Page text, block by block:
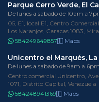
Parque Cerro Verde, El
De lunes a sabado de 10am a
05, E1, local E1, Centro
Los Naranjos, Caracas 1083,
584249649857
Maps
Unicentro el Marqués,
De lunes a sabado de 9am a 6pm
Centro comercial Unicentro,
1071, Distrito Capital, Venezuela
584248941369
Maps